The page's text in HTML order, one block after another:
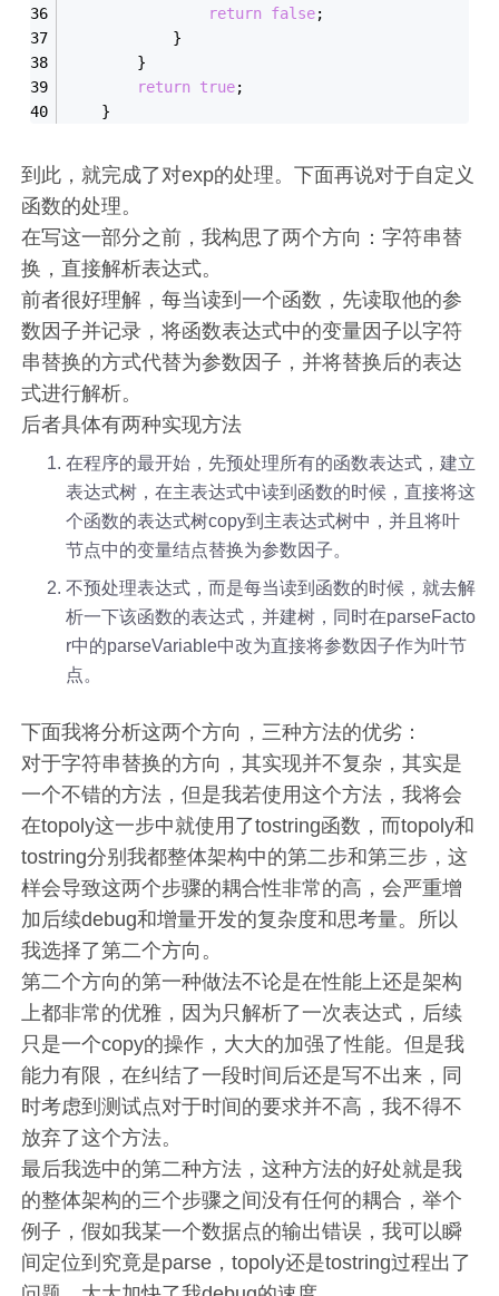
return false;
            }
        }
return true;
    }
到此，就完成了对exp的处理。下面再说对于自定义
函数的处理。
在写这一部分之前，我构思了两个方向：字符串替
换，直接解析表达式。
前者很好理解，每当读到一个函数，先读取他的参
数因子并记录，将函数表达式中的变量因子以字符
串替换的方式代替为参数因子，并将替换后的表达
式进行解析。
后者具体有两种实现方法
在程序的最开始，先预处理所有的函数表达式，建立
表达式树，在主表达式中读到函数的时候，直接将这
个函数的表达式树copy到主表达式树中，并且将叶
节点中的变量结点替换为参数因子。
不预处理表达式，而是每当读到函数的时候，就去解
析一下该函数的表达式，并建树，同时在parseFacto
r中的parseVariable中改为直接将参数因子作为叶节
点。
下面我将分析这两个方向，三种方法的优劣：
对于字符串替换的方向，其实现并不复杂，其实是
一个不错的方法，但是我若使用这个方法，我将会
在topoly这一步中就使用了tostring函数，而topoly和
tostring分别我都整体架构中的第二步和第三步，这
样会导致这两个步骤的耦合性非常的高，会严重增
加后续debug和增量开发的复杂度和思考量。所以
我选择了第二个方向。
第二个方向的第一种做法不论是在性能上还是架构
上都非常的优雅，因为只解析了一次表达式，后续
只是一个copy的操作，大大的加强了性能。但是我
能力有限，在纠结了一段时间后还是写不出来，同
时考虑到测试点对于时间的要求并不高，我不得不
放弃了这个方法。
最后我选中的第二种方法，这种方法的好处就是我
的整体架构的三个步骤之间没有任何的耦合，举个
例子，假如我某一个数据点的输出错误，我可以瞬
间定位到究竟是parse，topoly还是tostring过程出了